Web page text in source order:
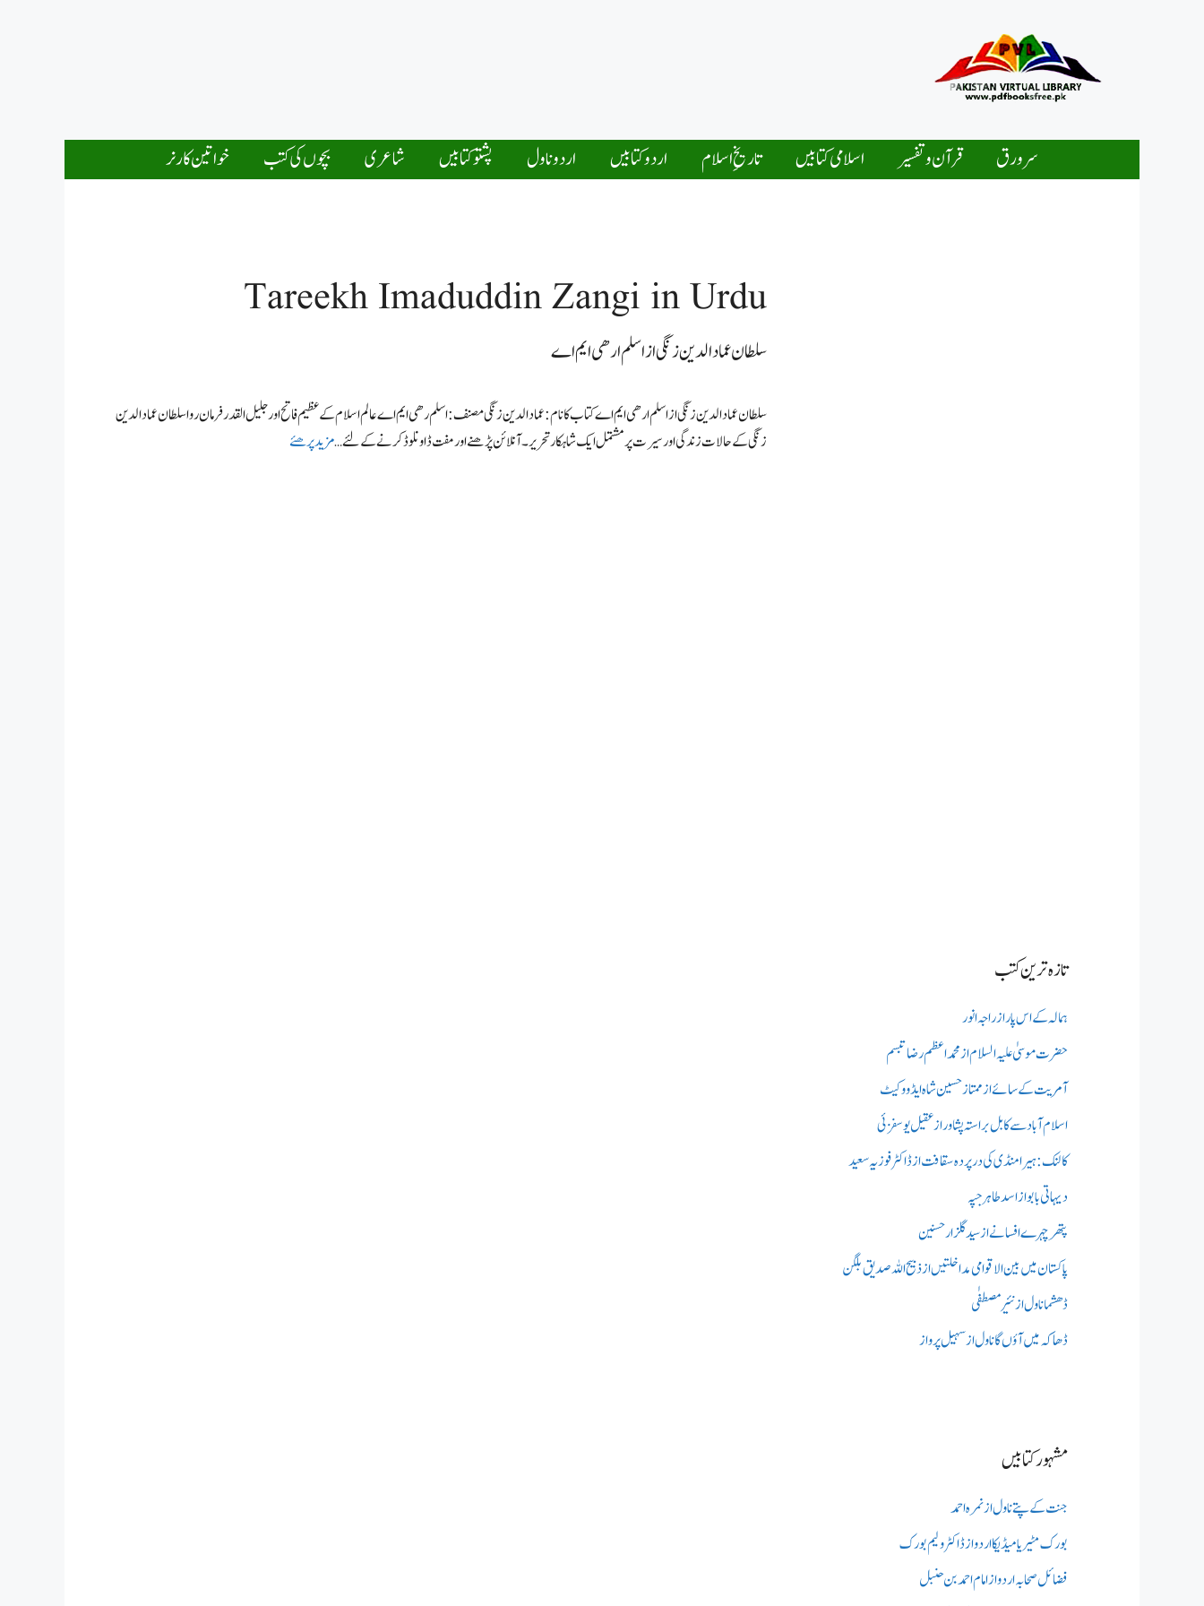
سرورق قرآن و تفسیر اسلامی کتابیں تاریخِ اسلام اردو کتابیں اردو ناول پشتو کتابیں شاعری بچوں کی کتب خواتین کارنر
Tareekh Imaduddin Zangi in Urdu
سلطان عمادالدین زنگی از اسلم ارھی ایم اے
سلطان عمادالدین زنگی از اسلم ارھی ایم اے کتاب کا نام: عماد الدین زنگی مصنف: اسلم رھی ایم اے عالم اسلام کے عظیم فاتح اور جلیل القدر فرمان روا سلطان عمادالدین
زنگی کے حالات زندگی اور سیرت پر مشتمل ایک شاہکار تحریر۔ آنلائن پڑھنے اور مفت ڈاونلوڈ کرنے کے لئے …مزید پرھئے
تازہ ترین کتب
ہمالہ کے اس پار از راجہ انور
حضرت موسیٰ علیہ السلام از محمد اعظم رضا تبسم
آمریت کے سائے از ممتاز حسین شاہ ایڈووکیٹ
اسلام آباد سے کابل براستہ پشاور از عقیل یوسفزئی
کالنک: ہیرا منڈی کی در پردہ سقافت از ڈاکٹر فوزیہ سعید
دیہاتی بابو از اسد طاہر جپہ
پتھر چہرے افسانے از سید گلزار حسنین
پاکستان میں بین الاقوامی مداخلتیں از ذبیح اللہ صدیق بلگن
ڈھشما ناول از نئیر مصطفٰی
ڈھاکہ میں آؤں گا ناول از سہیل پرواز
مشہور کتابیں
جنت کے پتے ناول از نمرہ احمد
بورک مٹیریا میڈیکااردو از ڈاکٹر ولیم بورک
فضائل صحابہ اردو از امام احمد بن حنبل